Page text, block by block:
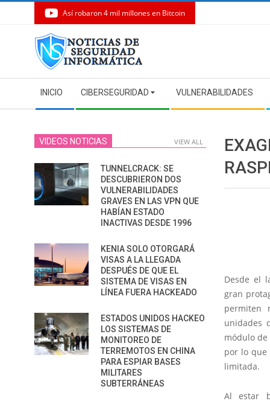
Así robaron 4 mil millones en Bitcoin
Navigation
Menu
INICIO CIBERSEGURIDAD VULNERABILIDADES
Desde el
gran
permiten
unidades
módulo
por lo que
limitada.
Al estar
VIDEOS NOTICIAS VIEW ALL
TUNNELCRACK: SE
DESCUBRIERON DOS
VULNERABILIDADES
GRAVES EN LAS VPN QUE
HABÍAN ESTADO
INACTIVAS DESDE 1996
KENIA SOLO OTORGARÁ
VISAS A LA LLEGADA
DESPUÉS DE QUE EL
SISTEMA DE VISAS EN
LÍNEA FUERA HACKEADO
ESTADOS UNIDOS HACKEO
LOS SISTEMAS DE
MONITOREO DE
TERREMOTOS EN CHINA
PARA ESPIAR BASES
MILITARES
SUBTERRÁNEAS